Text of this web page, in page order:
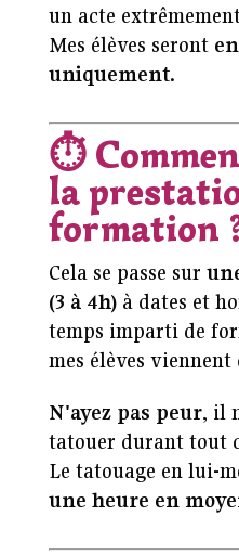
un acte
Mes élèves seront
uniquement.
⏱️
la
formation
Cela se passe sur
(3 à 4h)à dates et
temps imparti de
mes élèves viennent
N'ayez pas peur, il
tatouer durant tout
Le tatouage en lui-
une heure en